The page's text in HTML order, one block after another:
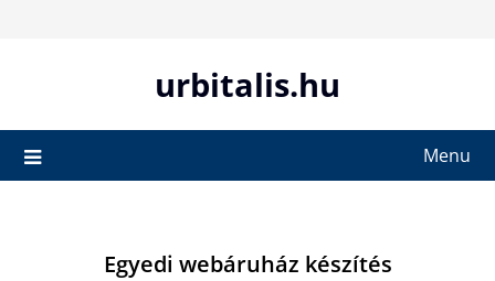
urbitalis.hu
Menu
Egyedi webáruház készítés